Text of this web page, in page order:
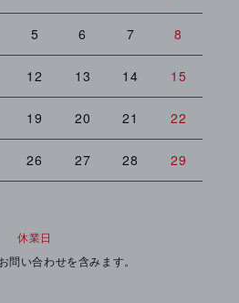
5 6 7 8
12 13 14 15
19 20 21 22
26 27 28 29
休業日
問い合わせを含みます。